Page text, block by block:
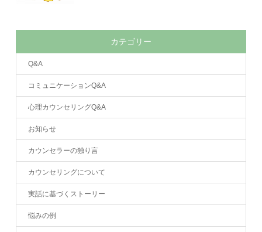
カテゴリー
Q&A
コミュニケーションQ&A
心理カウンセリングQ&A
お知らせ
カウンセラーの独り言
カウンセリングについて
実話に基づくストーリー
悩みの例